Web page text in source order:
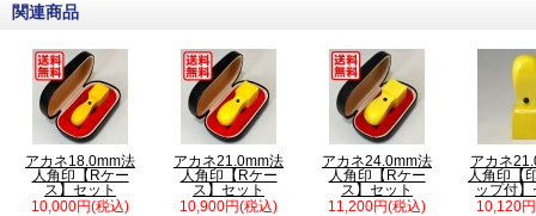
関連商品
アカネ18.0mm法
人角印【Rケー
ス】セット
10,000円(税込)
アカネ21.0mm法
人角印【Rケー
ス】セット
10,900円(税込)
アカネ24.0mm法
人角印【Rケー
ス】セット
11,200円(税込)
アカネ
人角印【
ップ付
10,120